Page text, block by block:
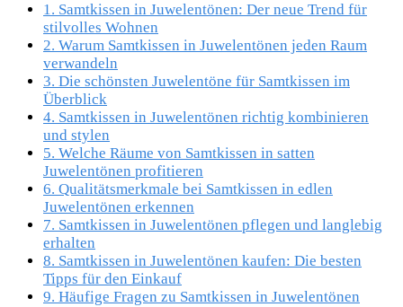
1. Samtkissen in Juwelentönen: Der neue Trend für
stilvolles Wohnen
2. Warum Samtkissen in Juwelentönen jeden Raum
verwandeln
3. Die schönsten Juwelentöne für Samtkissen im
Überblick
4. Samtkissen in Juwelentönen richtig kombinieren
und stylen
5. Welche Räume von Samtkissen in satten
Juwelentönen profitieren
6. Qualitätsmerkmale bei Samtkissen in edlen
Juwelentönen erkennen
7. Samtkissen in Juwelentönen pflegen und langlebig
erhalten
8. Samtkissen in Juwelentönen kaufen: Die besten
Tipps für den Einkauf
9. Häufige Fragen zu Samtkissen in Juwelentönen